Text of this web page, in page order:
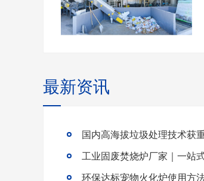
最新资讯